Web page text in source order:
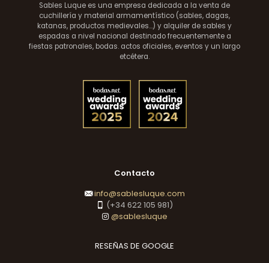
Sables Luque es una empresa dedicada a la venta de
cuchillería y material armamentístico (sables, dagas,
katanas, productos medievales...) y alquiler de sables y
espadas a nivel nacional destinado frecuentemente a
fiestas patronales, bodas. actos oficiales, eventos y un largo
etcétera.
Contacto
info@sablesluque.com
(+34 622 105 981)
@sablesluque
RESEÑAS DE GOOGLE